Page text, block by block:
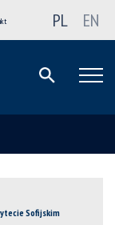
PL EN
Sofijskim